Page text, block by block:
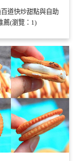
道快炒甜點與自助
薦(瀏覽：1)